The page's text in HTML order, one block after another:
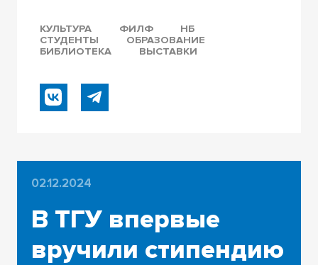
КУЛЬТУРА ФИЛФ
НБ
СТУДЕНТЫ
ОБРАЗОВАНИЕ
БИБЛИОТЕКА
ВЫСТАВКИ
02.12.2024
В ТГУ впервые
вручили стипендию